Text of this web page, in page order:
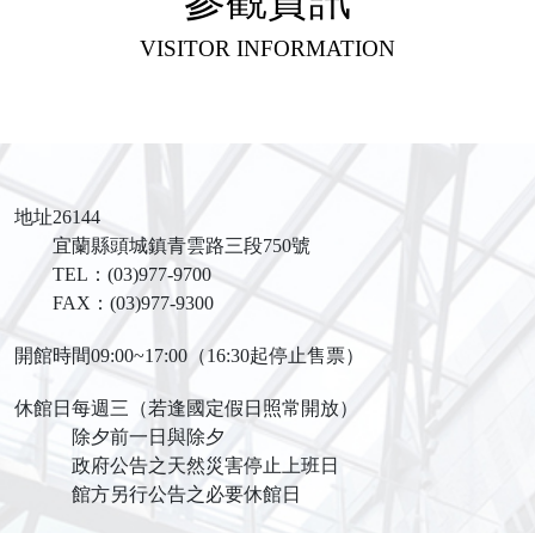
VISITOR INFORMATION
地址26144
宜蘭縣頭城鎮青雲路三段750號
TEL：(03)977-9700
FAX：(03)977-9300
開館時間09:00~17:00（16:30起停止售票）
休館日 每週三（若逢國定假日照常開放）
除夕前一日與除夕
政府公告之天然災害停止上班日
館方另行公告之必要休館日